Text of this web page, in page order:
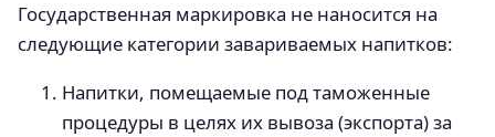
Государственная маркировка не наносится на
следующие категории завариваемых напитков:
Напитки, помещаемые под таможенные
процедуры в целях их вывоза (экспорта) за